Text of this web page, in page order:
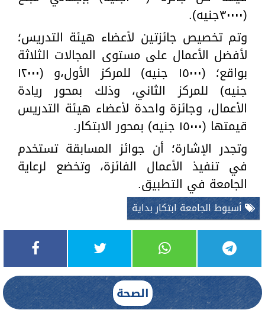
(٣٠٠٠٠جنيه).
وتم تخصيص جائزتين لأعضاء هيئة التدريس؛
لأفضل الأعمال على مستوى المجالات الثلاثة
بواقع؛ (١٥٠٠٠ جنيه) للمركز الأول،و (١٢٠٠٠
جنيه) للمركز الثاني، وذلك بمحور ريادة
الأعمال، وجائزة واحدة لأعضاء هيئة التدريس
قيمتها (١٥٠٠٠ جنيه) بمحور الابتكار.
وتجدر الإشارة؛ أن جوائز المسابقة تستخدم
في تنفيذ الأعمال الفائزة، وتخضع لرعاية
الجامعة في التطبيق.
أسيوط الجامعة ابتكار بداية
الصحة